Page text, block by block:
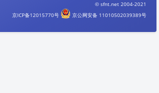
© sfnt.net 2004-2021
京ICP备12015770号
京公网安备 11010502039389号